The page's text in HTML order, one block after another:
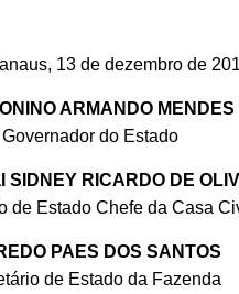
13 de dezembro de
ARMANDO MENDES
Governador do Estado
SIDNEY RICARDO DE
de Estado Chefe da Casa
PAES DOS SANTOS
de Estado da Fazenda